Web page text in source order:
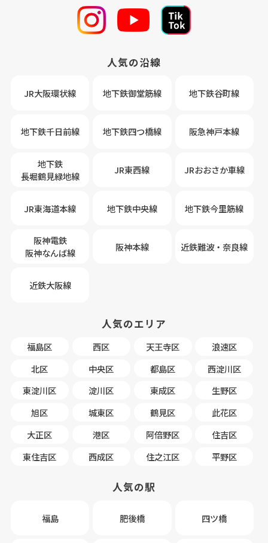
人気の沿線
JR大阪環状線 地下鉄御堂筋線 地下鉄谷町線
地下鉄千日前線 地下鉄四つ橋線 阪急神戸本線
地下鉄
長堀鶴見緑地線
JR東西線 JRおおさか車線
JR東海道本線 地下鉄中央線 地下鉄今里筋線
阪神電鉄
阪神なんば線
阪神本線 近鉄難波・奈良線
近鉄大阪線
人気のエリア
福島区 西区 天王寺区
浪速区
北区
中央区 都島区
西淀川区
東淀川区
淀川区 東成区
生野区
旭区
城東区 鶴見区
此花区
大正区
港区 阿倍野区
住吉区
東住吉区
西成区 住之江区 平野区
人気の駅
福島 肥後橋 四ツ橋